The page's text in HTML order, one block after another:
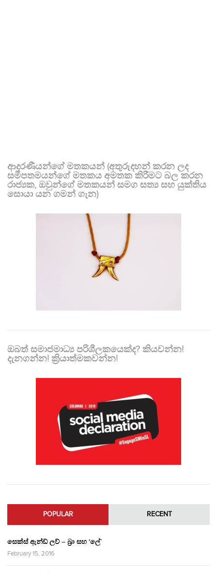
ආදරණීයන්ගේ මතකයන් (අතුරුදහන් කරන ලද
සමීපතමයන්ගේ මතකය අමතක කිරීමට බල කරන
රාජ්‍යක, ඔවුන්ගේ මතකයන් සමග සත්‍ය සහ යුක්තිය
සොයා යන ගමන් ගැන)
ඔබත් සමාජමාධ්‍ය පරිශීලකයෙක්ද? කියවන්න!
දැනගන්න! ක්‍රියාත්මකවන්න!
POPULAR RECENT
සෙක්ස් ඇන්ඩ් ලව් – බ්‍රා සහ ‘ලේ’
February 15, 2016